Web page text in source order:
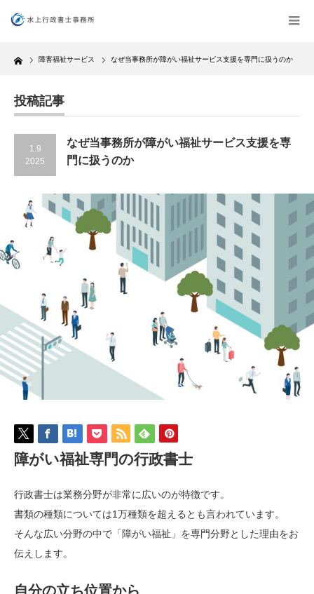
Home 障害福祉サービス なぜ当事務所が障がい福祉サービス支援を専門に扱うのか
投稿記事
1.9
2025
なぜ当事務所が障がい福祉サービス支援を専
門に扱うのか
障がい福祉専門の行政書士
行政書士は業務分野が非常に広いのが特徴です。
書類の種類については1万種類を超えるとも言われています。
そんな広い分野の中で「障がい福祉」を専門分野とした理由をお
伝えします。
自分の立ち位置から